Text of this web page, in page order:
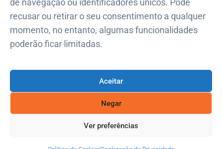
de navegação ou identificadores únicos. Pode
recusar ou retirar o seu consentimento a qualquer
momento, no entanto, algumas funcionalidades
poderão ficar limitadas.
Aceitar
Negar
Ver preferências
+351 217 225 200
Regimento de Bombeiros Sapadores
800 913 913
Proteção Civil de Campolide
@ Copyright Junta de Freguesia de Campolide 2026. Todos os